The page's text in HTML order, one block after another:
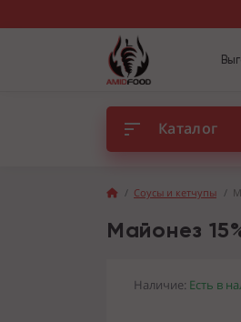
Каталог
Соусы и кетчупы
Майонез
Наличие: Есть в